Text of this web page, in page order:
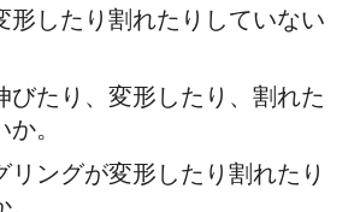
形したり割れたりしていない
びたり、変形したり、割れた
。
リングが変形したり割れたり